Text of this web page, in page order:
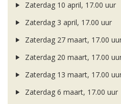
Zaterdag 10 april, 17.00 uur
Zaterdag 3 april, 17.00 uur
Zaterdag 27 maart, 17.00
Zaterdag 20 maart, 17.00
Zaterdag 13 maart, 17.00
Zaterdag 6 maart, 17.00 uur